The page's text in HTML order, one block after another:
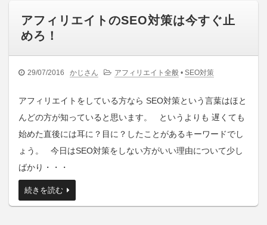
アフィリエイトのSEO対策は今すぐ止
めろ！
29/07/2016 かじさん アフィリエイト全般 • SEO対策
アフィリエイトをしている方なら SEO対策という言葉はほと
んどの方が知っていると思います。 というよりも 遅くても
始めた直後には耳に？目に？したことがあるキーワードでし
ょう。 今日はSEO対策をしない方がいい理由について少し
ばかり・・・
続きを読む